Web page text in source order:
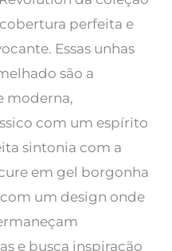
perfeita e
Essas unhas
são a
moderna,
com um espírito
sintonia com a
em gel borgonha
um design onde
e busca inspiração